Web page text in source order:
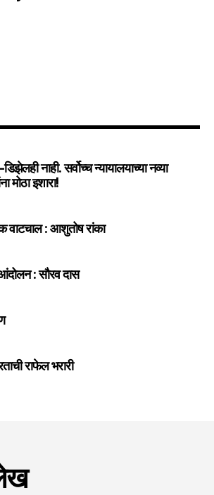
नाही. सर्वोच्च न्यायालयाच्या नव्या
मोठा इशारा!
वाटचाल : आशुतोष रांका
: सौरव दास
राफेल भरारी